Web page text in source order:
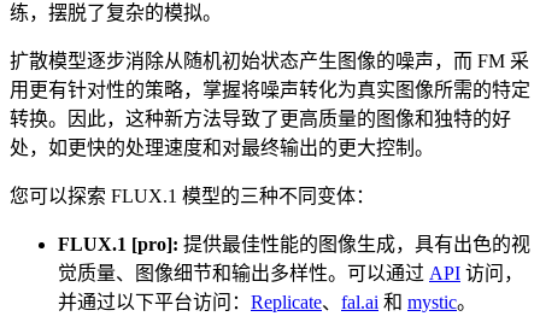
练，摆脱了复杂的模拟。
扩散模型逐步消除从随机初始状态产生图像的噪声，而 FM 采
用更有针对性的策略，掌握将噪声转化为真实图像所需的特定
转换。因此，这种新方法导致了更高质量的图像和独特的好
处，如更快的处理速度和对最终输出的更大控制。
您可以探索 FLUX.1 模型的三种不同变体：
FLUX.1 [pro]: 提供最佳性能的图像生成，具有出色的视
觉质量、图像细节和输出多样性。可以通过 API 访问，
并通过以下平台访问： Replicate、 fal.ai 和 mystic。